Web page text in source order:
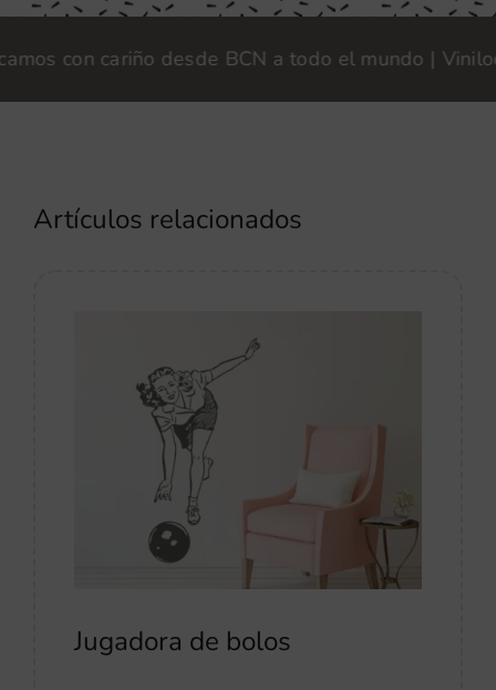
cariño desde BCN a todo el mundo | Vinilook ·
Artículos relacionados
Jugadora de bolos